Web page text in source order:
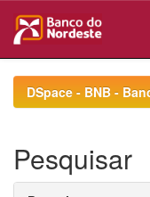
navigationDSpace - BNB -
Pesquisar